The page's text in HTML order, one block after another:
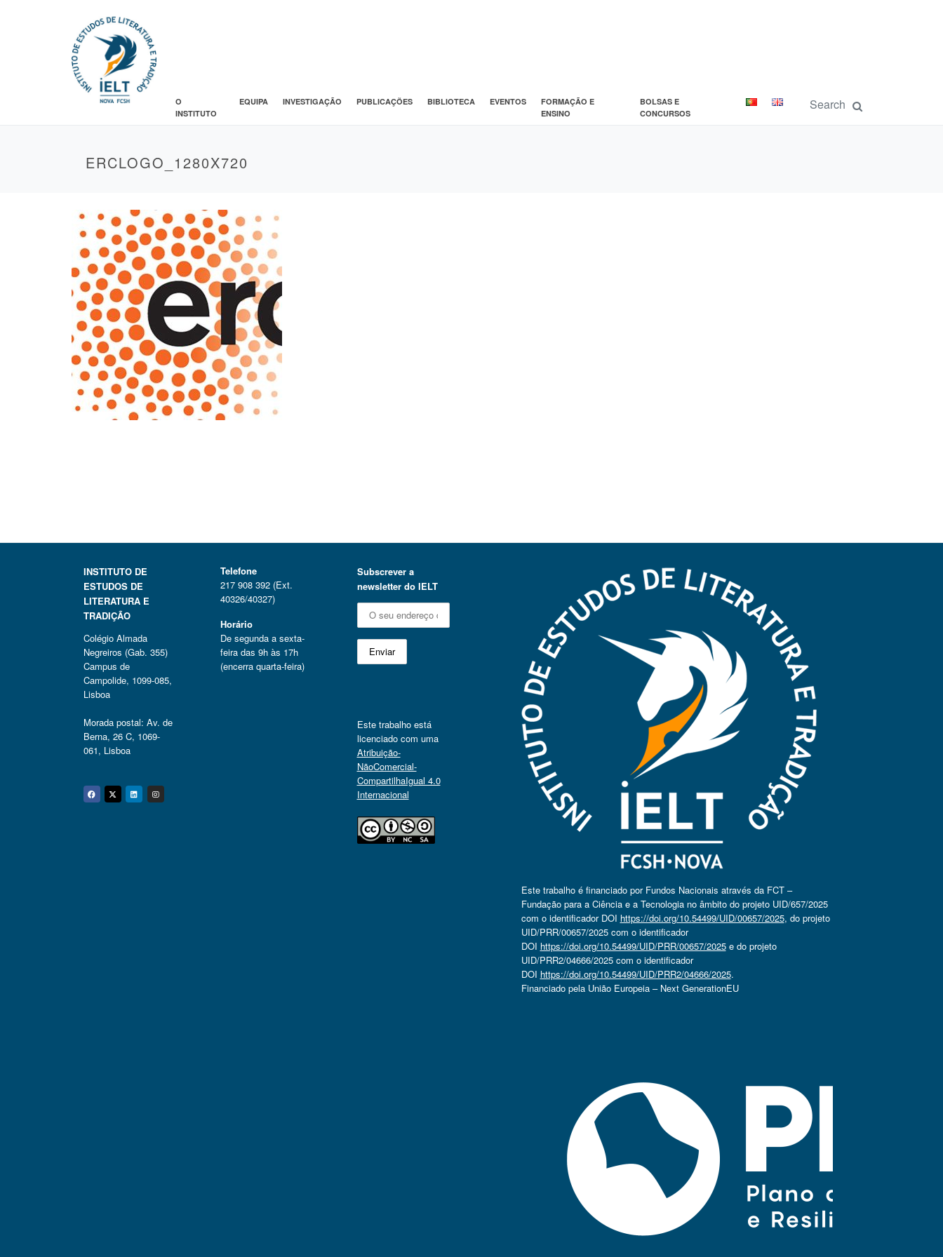
O
INSTITUTO
EQUIPA INVESTIGAÇÃO PUBLICAÇÕES BIBLIOTECA EVENTOS
FORMAÇÃO E
ENSINO
BOLSAS E
CONCURSOS
ERCLOGO_1280X720
INSTITUTO DE
ESTUDOS DE
LITERATURA E
TRADIÇÃO
Colégio Almada
Negreiros (Gab. 355)
Campus de
Campolide, 1099-085,
Lisboa
Morada postal: Av. de
Berna, 26 C, 1069-
061, Lisboa
Facebook
Twitter
Linkedin
Instagram
Telefone
217 908 392 (Ext.
40326/40327)
Horário
De segunda a sexta-
feira das 9h às 17h
(encerra quarta-feira)
Subscrever a
newsletter do IELT
Este trabalho está
licenciado com uma
Atribuição-
NãoComercial-
CompartilhaIgual 4.0
Internacional
Este trabalho é financiado por Fundos Nacionais através da FCT –
Fundação para a Ciência e a Tecnologia no âmbito do projeto UID/657/2025
com o identificador DOI https://doi.org/10.54499/UID/00657/2025, do projeto
UID/PRR/00657/2025 com o identificador
DOI https://doi.org/10.54499/UID/PRR/00657/2025e do projeto
UID/PRR2/04666/2025 com o identificador
DOI https://doi.org/10.54499/UID/PRR2/04666/2025.
Financiado pela União Europeia – Next GenerationEU